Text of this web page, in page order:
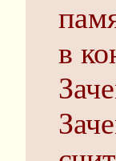
в